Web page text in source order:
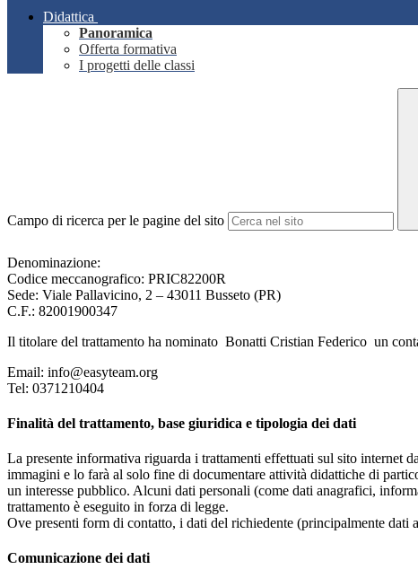
Didattica
Panoramica
Offerta formativa
I progetti delle classi
Campo di ricerca per le pagine del sito
Denominazione:
Codice meccanografico: PRIC82200R
Sede: Viale Pallavicino, 2 – 43011 Busseto (PR)
C.F.: 82001900347
Il titolare del trattamento ha nominato Bonatti Cristian Federico un
Email: info@easyteam.org
Tel: 0371210404
Finalità del trattamento, base giuridica e tipologia dei dati
La presente informativa riguarda i trattamenti effettuati sul sito internet
immagini e lo farà al solo fine di documentare attività didattiche di
un interesse pubblico. Alcuni dati personali (come dati anagrafici,
trattamento è eseguito in forza di legge.
Ove presenti form di contatto, i dati del richiedente (principalmente dati
Comunicazione dei dati